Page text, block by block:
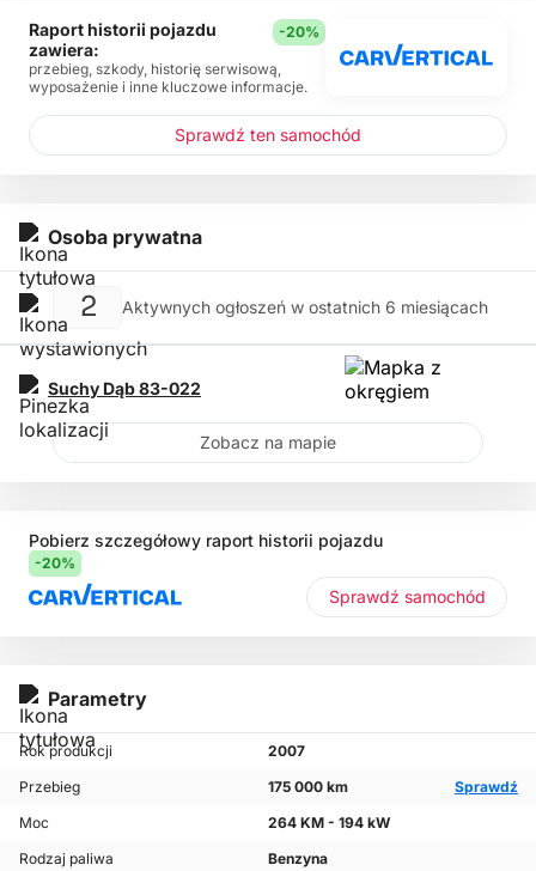
Pobierz szczegółowy raport historii pojazdu
-20%
Sprawdź samochód
Parametry
Rok produkcji
2007
Przebieg
175 000 km
Sprawdź
Moc
264 KM - 194 kW
Rodzaj paliwa
Benzyna
Osoba prywatna
2 Aktywnych ogłoszeń w ostatnich 6 miesiącach
Suchy Dąb83-022
Zobacz na mapie
Raport historii pojazdu
zawiera:
-20%
przebieg, szkody, historię serwisową,
wyposażenie i inne kluczowe informacje.
Sprawdź ten samochód